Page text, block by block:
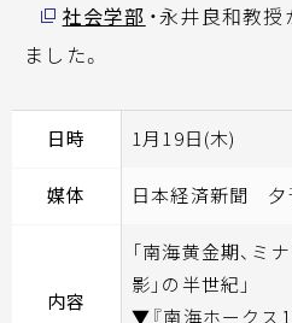
社会学部 ・永井良和教
ました。
日時 1月19日(木)
媒体 日本経済新聞 夕
内容
「南海黄金期、ミ
影」の半世紀」
▼『南海ホークス